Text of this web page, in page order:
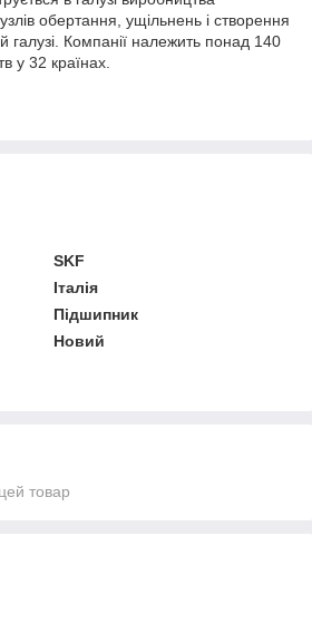
обертання, ущільнень і створення
галузі. Компанії належить понад 140
у 32 країнах.
SKF
Італія
Підшипник
Новий
товар